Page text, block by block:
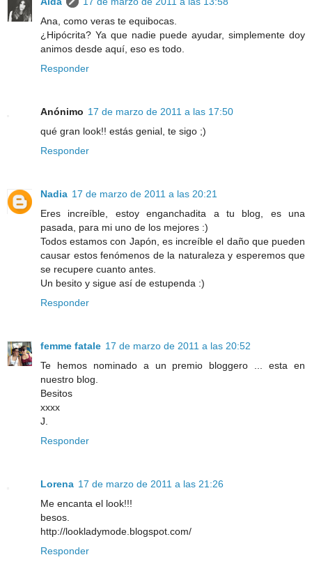
Ana, como veras te equibocas.
¿Hipócrita? Ya que nadie puede ayudar, simplemente doy
animos desde aquí, eso es todo.
Responder
Anónimo 17 de marzo de 2011 a las 17:50
qué gran look!! estás genial, te sigo ;)
Responder
Nadia 17 de marzo de 2011 a las 20:21
Eres increíble, estoy enganchadita a tu blog, es una
pasada, para mi uno de los mejores :)
Todos estamos con Japón, es increíble el daño que pueden
causar estos fenómenos de la naturaleza y esperemos que
se recupere cuanto antes.
Un besito y sigue así de estupenda :)
Responder
femme fatale 17 de marzo de 2011 a las 20:52
Te hemos nominado a un premio bloggero ... esta en
nuestro blog.
Besitos
xxxx
J.
Responder
Lorena 17 de marzo de 2011 a las 21:26
Me encanta el look!!!
besos.
http://lookladymode.blogspot.com/
Responder